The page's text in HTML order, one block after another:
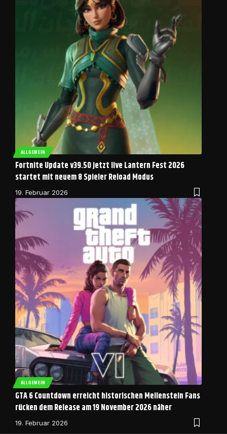
ALLGEMEIN
Fortnite Update v39.50 jetzt live Lantern Fest 2026
startet mit neuem 8 Spieler Reload Modus
19. Februar 2026
ALLGEMEIN
GTA 6 Countdown erreicht historischen Meilenstein Fans
rücken dem Release am 19 November 2026 näher
19. Februar 2026